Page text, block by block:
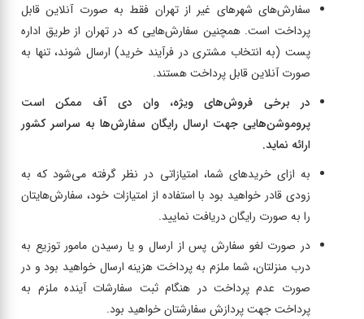
سفارش‌های شهرهای غیر از تهران فقط به صورت آنلاین قابل
پرداخت است. همچنین سفارش‌هایی که در تهران از طریق اداره
پست (به انتخاب مشتری در فرآیند خرید) ارسال شوند، تنها به
صورت آنلاین قابل پرداخت هستند.
در برخی فروش‌های ویژه، وان دی آف ممکن است
پروموشن‌هایی جهت ارسال رایگان سفارش‌ها به سراسر کشور
ارائه نماید.
به ازای خریدهای شما، امتیازاتی در نظر گرفته می‌شود که به
زودی قادر خواهید بود با استفاده از امتیازات خود، سفارش‌هایتان
را به صورت رایگان دریافت نمایید.
در صورت لغو سفارش پس از ارسال و یا رسیدن مامور توزیع به
درب منزلتان، شما ملزم به پرداخت هزینه ارسال خواهید بود و در
صورت عدم پرداخت در هنگام ثبت سفارشات آینده ملزم به
پرداخت جهت پردازش سفارشتان خواهید بود.